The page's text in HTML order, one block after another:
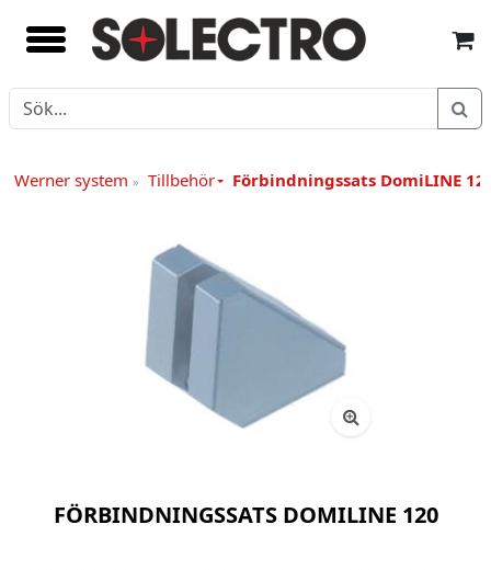
Werner system » Tillbehör Förbindningssats DomiLINE
FÖRBINDNINGSSATS DOMILINE 120